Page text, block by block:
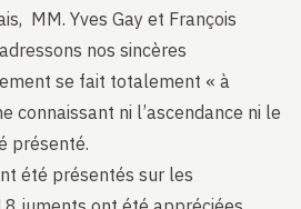
MM. Yves Gay et François
nos sincères
se fait totalement « à
connaissant ni l’ascendance ni le
présenté.
été présentés sur les